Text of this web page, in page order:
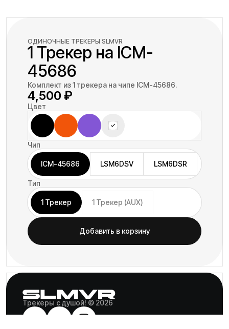
ОДИНОЧНЫЕ ТРЕКЕРЫ SLMVR
1 Трекер на ICM-
45686
Комплект из 1 трекера на чипе ICM-45686.
4,500₽
Цвет
Чип
ICM-45686 LSM6DSV LSM6DSR
Тип
1 Трекер 1 Трекер (AUX)
Добавить в корзину
Трекеры с душой! © 2026